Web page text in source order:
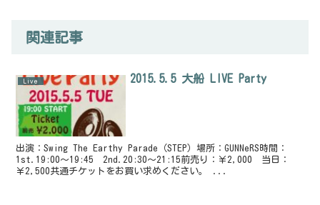
関連記事
Live 2015.5.5 大船 LIVE Party
出演：Swing The Earthy Parade（STEP）場所：GUNNeRS時間：
1st.19:00〜19:45 2nd.20:30〜21:15前売り：￥2,000 当日：
￥2,500共通チケットをお買い求めください。 ...